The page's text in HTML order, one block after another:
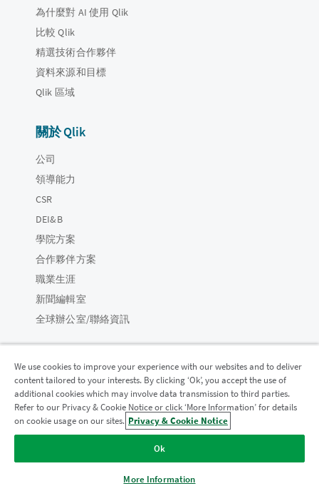
為什麼對 AI 使用 Qlik
比較 Qlik
精選技術合作夥伴
資料來源和目標
Qlik 區域
關於 Qlik
公司
領導能力
CSR
DEI&B
學院方案
合作夥伴方案
職業生涯
新聞編輯室
全球辦公室/聯絡資訊
Qlik 社群
法律合約 產品條款 Legal Policies
法律條規
Do Not Share My Info
We use cookies to improve your experience with our websites and to deliver
content tailored to your interests. By clicking ‘Ok’, you accept the use of
additional cookies which may involve data transmission to third parties.
Refer to our Privacy & Cookie Notice or click ‘More Information’ for details
on cookie usage on our sites. Privacy & Cookie Notice
Ok
More Information